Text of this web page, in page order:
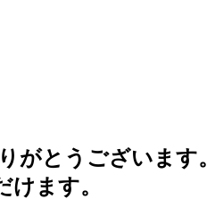
がとうございます。
ます。